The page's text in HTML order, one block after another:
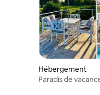
Hébergement
Paradis de